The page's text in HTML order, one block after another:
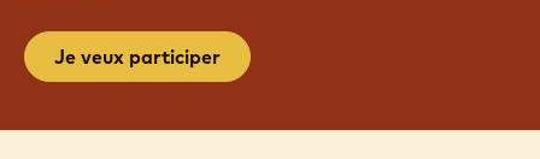
Je veux participer